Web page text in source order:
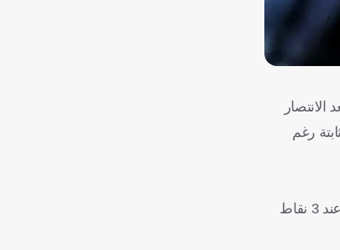
الجماعي والنتيجة التي قربت المنتخب خطوة إضافية نحو التأهل إلى كأس العالم 2026، بعد الانتصار
رغم
وبهذا الانتصار رفع المنتخب الإسباني رصيده إلى 9 نقاط في صدارة جدول ترتيب المجموعة الخامسة، بينما تجمد رصيد منتخب جورجيا عند 3 نقاط